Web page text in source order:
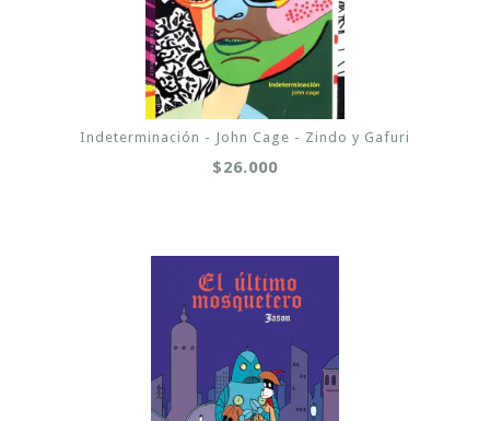
Indeterminación - John Cage - Zindo y Gafuri
$26.000